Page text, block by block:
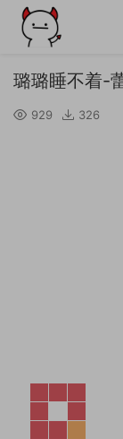
璐璐睡不着-
929 326